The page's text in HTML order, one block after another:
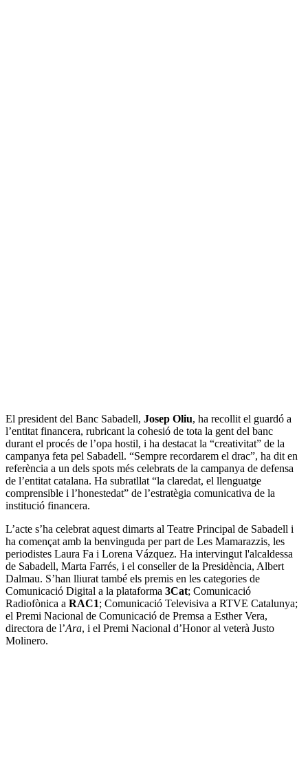
El president del Banc Sabadell, Josep Oliu, ha recollit el guardó a
l’entitat financera, rubricant la cohesió de tota la gent del banc
durant el procés de l’opa hostil, i ha destacat la “creativitat” de la
campanya feta pel Sabadell. “Sempre recordarem el drac”, ha dit en
referència a un dels spots més celebrats de la campanya de defensa
de l’entitat catalana. Ha subratllat “la claredat, el llenguatge
comprensible i l’honestedat” de l’estratègia comunicativa de la
institució financera.
L’acte s’ha celebrat aquest dimarts al Teatre Principal de Sabadell i
ha començat amb la benvinguda per part de Les Mamarazzis, les
periodistes Laura Fa i Lorena Vázquez. Ha intervingut l'alcaldessa
de Sabadell, Marta Farrés, i el conseller de la Presidència, Albert
Dalmau. S’han lliurat també els premis en les categories de
Comunicació Digital a la plataforma 3Cat; Comunicació
Radiofònica a RAC1; Comunicació Televisiva a RTVE Catalunya;
el Premi Nacional de Comunicació de Premsa a Esther Vera,
directora de l’Ara, i el Premi Nacional d’Honor al veterà Justo
Molinero.